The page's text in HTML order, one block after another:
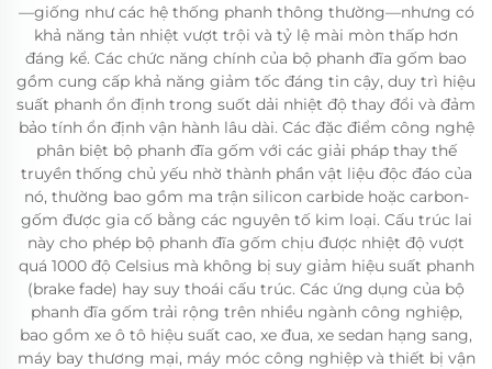
—giống như các hệ thống phanh thông thường—nhưng có
khả năng tản nhiệt vượt trội và tỷ lệ mài mòn thấp hơn
đáng kể. Các chức năng chính của bộ phanh đĩa gốm bao
gồm cung cấp khả năng giảm tốc đáng tin cậy, duy trì hiệu
suất phanh ổn định trong suốt dải nhiệt độ thay đổi và đảm
bảo tính ổn định vận hành lâu dài. Các đặc điểm công nghệ
phân biệt bộ phanh đĩa gốm với các giải pháp thay thế
truyền thống chủ yếu nhờ thành phần vật liệu độc đáo của
nó, thường bao gồm ma trận silicon carbide hoặc carbon-
gốm được gia cố bằng các nguyên tố kim loại. Cấu trúc lai
này cho phép bộ phanh đĩa gốm chịu được nhiệt độ vượt
quá 1000 độ Celsius mà không bị suy giảm hiệu suất phanh
(brake fade) hay suy thoái cấu trúc. Các ứng dụng của bộ
phanh đĩa gốm trải rộng trên nhiều ngành công nghiệp,
bao gồm xe ô tô hiệu suất cao, xe đua, xe sedan hạng sang,
máy bay thương mại, máy móc công nghiệp và thiết bị vận